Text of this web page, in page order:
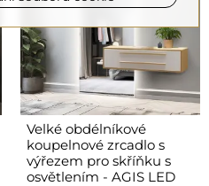
Velké obdélníkové
koupelnové zrcadlo s
výřezem pro skříňku s
osvětlením - AGIS LED